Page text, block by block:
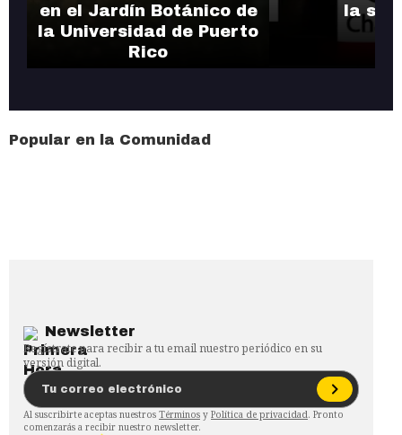
en el Jardín Botánico de
la Universidad de Puerto
Rico
la
Popular en la Comunidad
Newsletter
Regístrate para recibir a tu email nuestro periódico en su
versión digital.
Al suscribirte aceptas nuestros Términos y Política de privacidad. Pronto
comenzarás a recibir nuestro newsletter.